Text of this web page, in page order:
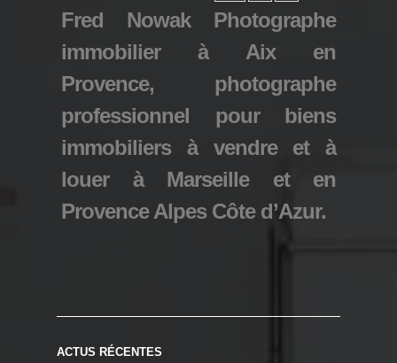
Fred Nowak Photographe
immobilier à Aix en
Provence, photographe
professionnel pour biens
immobiliers à vendre et à
louer à Marseille et en
Provence Alpes Côte d’Azur.
ACTUS RÉCENTES